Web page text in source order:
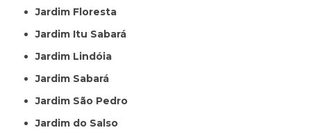
Jardim Floresta
Jardim Itu Sabará
Jardim Lindóia
Jardim Sabará
Jardim São Pedro
Jardim do Salso